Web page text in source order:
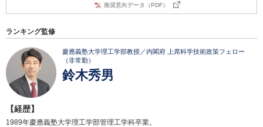
推奨意向データ（PDF）
ランキング監修
慶應義塾大学理工学部教授／内閣府 上席科学技術政策フェロー
（非常勤）
鈴木秀男
【経歴】
1989年慶應義塾大学理工学部管理工学科卒業。